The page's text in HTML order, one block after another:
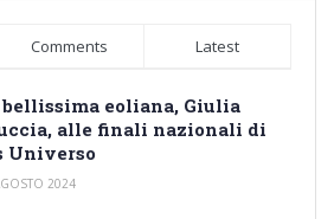
Comments Latest
bellissima eoliana, Giulia
alle finali nazionali di
Universo
2024